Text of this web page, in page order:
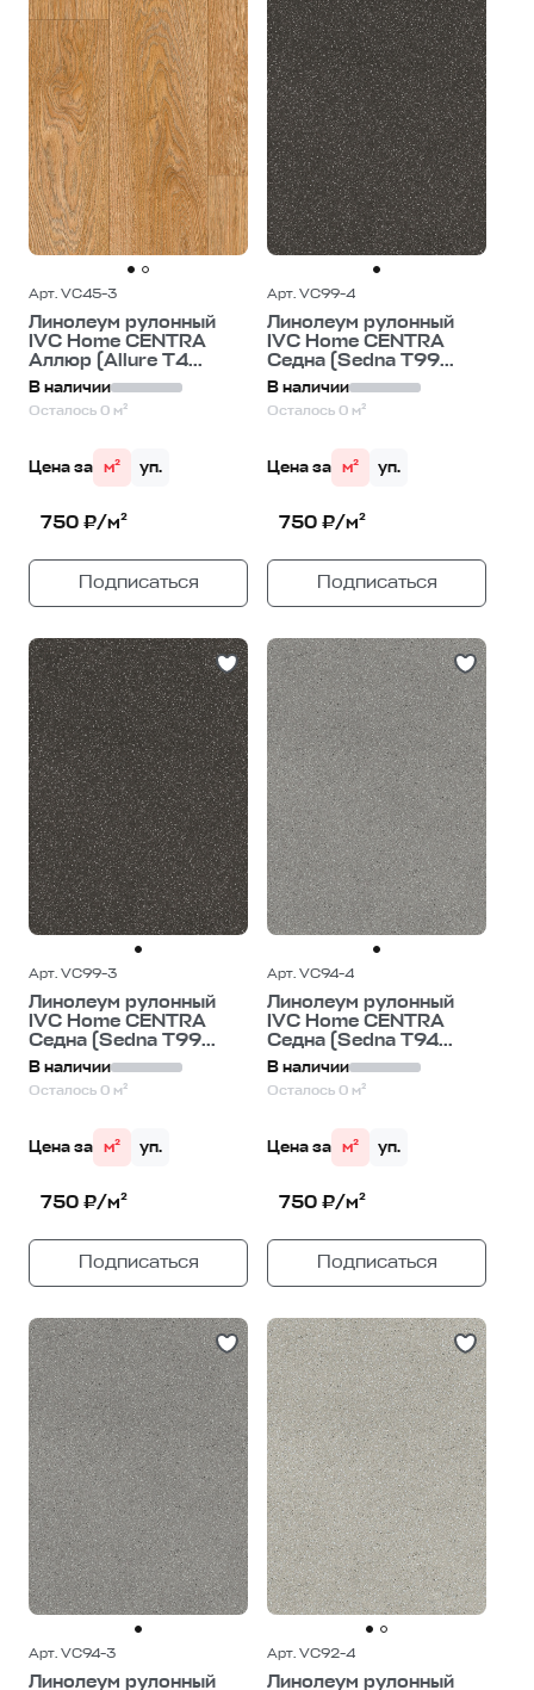
Арт. VC45-3
Линолеум рулонный
IVC Home CENTRA
Аллюр (Allure T4...
В наличии
Осталось 0 м²
Цена за м² уп.
750 ₽/м²
Подписаться
Арт. VC99-4
Линолеум рулонный
IVC Home CENTRA
Седна (Sedna T99...
В наличии
Осталось 0 м²
Цена за м² уп.
750 ₽/м²
Подписаться
Арт. VC99-3
Линолеум рулонный
IVC Home CENTRA
Седна (Sedna T99...
В наличии
Осталось 0 м²
Цена за м² уп.
750 ₽/м²
Подписаться
Арт. VC94-4
Линолеум рулонный
IVC Home CENTRA
Седна (Sedna T94...
В наличии
Осталось 0 м²
Цена за м² уп.
750 ₽/м²
Подписаться
Арт. VC94-3
Линолеум рулонный
Арт. VC92-4
Линолеум рулонный